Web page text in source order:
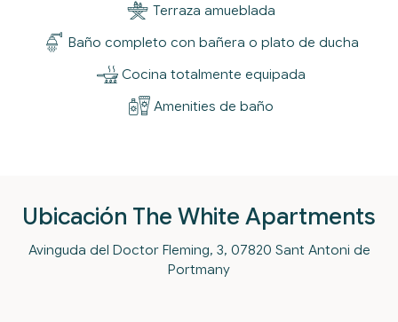
Terraza amueblada
Baño completo con bañera o plato de ducha
Cocina totalmente equipada
Amenities de baño
Ubicación The White Apartments
Avinguda del Doctor Fleming, 3, 07820 Sant Antoni de
Portmany